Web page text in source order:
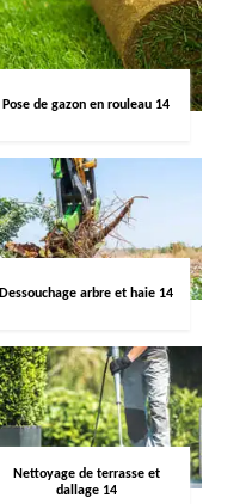
Pose de gazon en rouleau 14
Dessouchage arbre et haie 14
Nettoyage de terrasse et
dallage 14